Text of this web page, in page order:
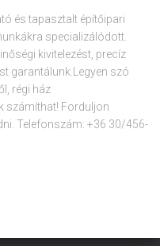
és tapasztalt építőipari
specializálódott.
kivitelezést, precíz
garantálunk.Legyen szó
régi ház
számíthat! Forduljon
Telefonszám: +36 30/456-